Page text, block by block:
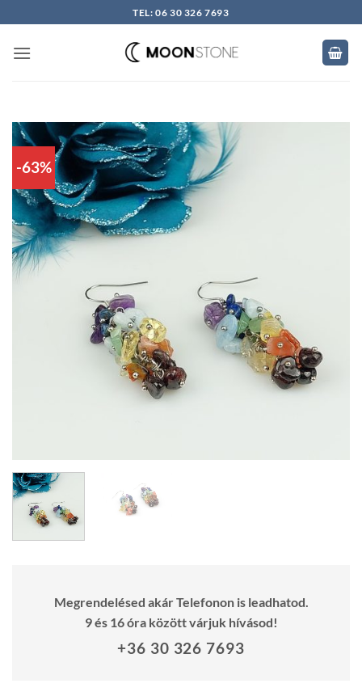
to
content
TEL: 06 30 326 7693
-63%
Megrendelésed akár Telefonon is leadhatod.
9 és 16 óra között várjuk hívásod!
+36 30 326 7693